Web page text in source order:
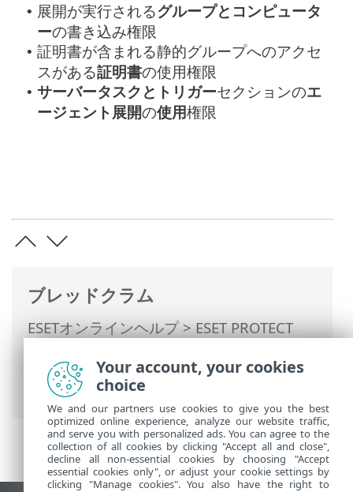
ブレッドクラム
ESETオンラインヘルプ>ESET PROTECT
Management エージェント展開 > リモー
ト展開
• 展開が実行されるグループとコンピュータ
ーの書き込み権限
• 証明書が含まれる静的グループへのアクセ
スがある証明書の使用権限
• サーバータスクとトリガーセクションのエ
ージェント展開の使用権限
Your account, your cookies
choice
We and our partners use cookies to give you the best
optimized online experience, analyze our website traffic,
and serve you with personalized ads. You can agree to the
collection of all cookies by clicking "Accept all and close",
decline all non-essential cookies by choosing "Accept
essential cookies only", or adjust your cookie settings by
clicking "Manage cookies". You also have the right to